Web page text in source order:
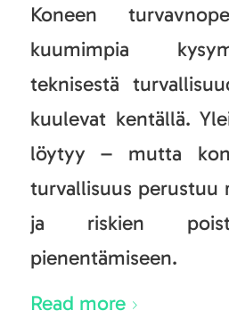
Koneen
kuumimpia
teknisestä
kuulevat kentällä.
löytyy – mutta
turvallisuus perustuu
ja riskien
pienentämiseen.
Read more